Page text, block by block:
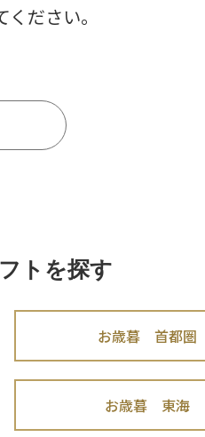
ださい。
トを探す
お歳暮 首都圏
お歳暮 東海